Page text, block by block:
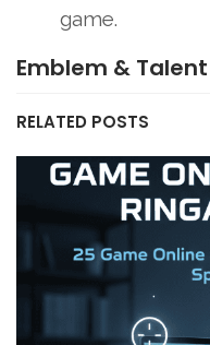
game.
Emblem & Talent
RELATED POSTS